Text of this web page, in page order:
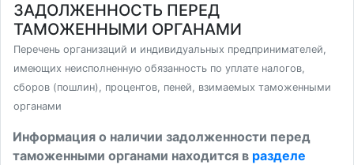
ЗАДОЛЖЕННОСТЬ ПЕРЕД
ТАМОЖЕННЫМИ ОРГАНАМИ
Перечень организаций и индивидуальных предпринимателей,
имеющих неисполненную обязанность по уплате налогов,
сборов (пошлин), процентов, пеней, взимаемых таможенными
органами
Информация о наличии задолженности перед
таможенными органами находится в разделе